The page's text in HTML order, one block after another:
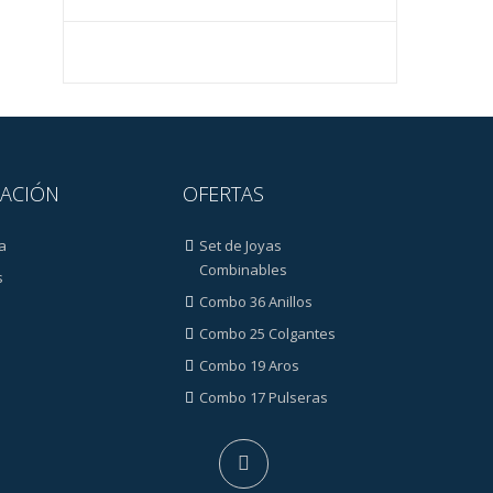
OFERTAS
Set de Joyas
Combinables
Combo 36 Anillos
Combo 25 Colgantes
Combo 19 Aros
Combo 17 Pulseras